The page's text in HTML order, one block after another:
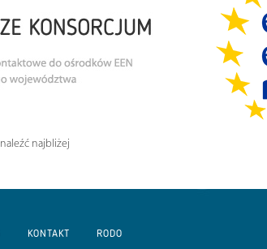
najbliżej
KONTAKT RODO